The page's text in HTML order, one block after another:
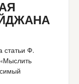
статьи Ф.